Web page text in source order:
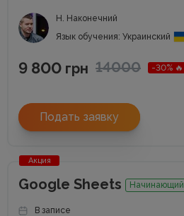
Н. Наконечний
Язык обучения: Украинский
9 800 грн 14000 -30% 🔥
Подать заявку
Акция
Google Sheets Начинающий
В записе